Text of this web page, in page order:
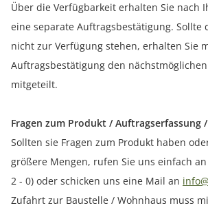
Über die Verfügbarkeit erhalten Sie nach
eine separate Auftragsbestätigung. Sollte
nicht zur Verfügung stehen, erhalten Sie
Auftragsbestätigung den
mitgeteilt.
Fragen zum Produkt / Auftragserfassung
Sollten sie Fragen zum Produkt haben
größere Mengen, rufen Sie uns einfach an
2 - 0) oder schicken uns eine Mail an
Zufahrt zur Baustelle / Wohnhaus muss